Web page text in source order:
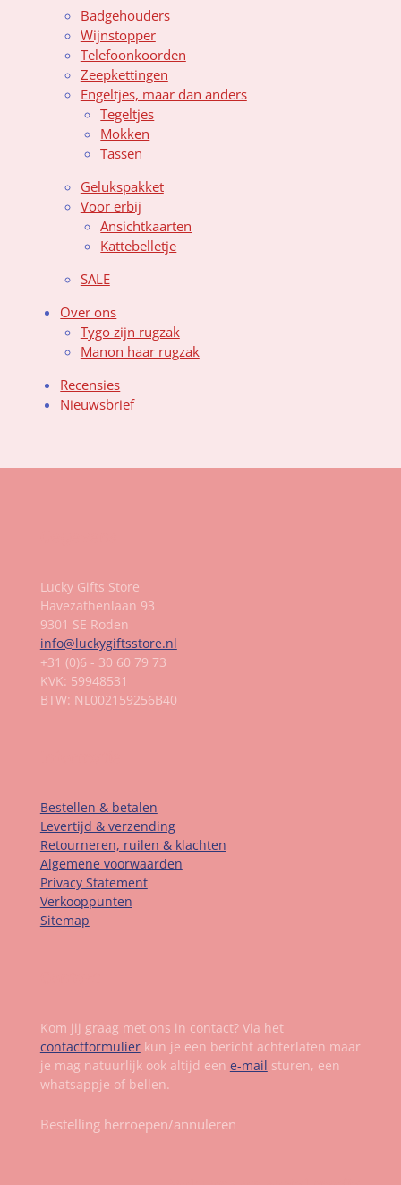
Badgehouders
Wijnstopper
Telefoonkoorden
Zeepkettingen
Engeltjes, maar dan anders
Tegeltjes
Mokken
Tassen
Gelukspakket
Voor erbij
Ansichtkaarten
Kattebelletje
SALE
Over ons
Tygo zijn rugzak
Manon haar rugzak
Recensies
Nieuwsbrief
Lucky Gifts Store
Havezathenlaan 93
9301 SE Roden
info@luckygiftsstore.nl
+31 (0)6 - 30 60 79 73
KVK: 59948531
BTW: NL002159256B40
Bestellen & betalen
Levertijd & verzending
Retourneren, ruilen & klachten
Algemene voorwaarden
Privacy Statement
Verkooppunten
Sitemap
Kom jij graag met ons in contact? Via het
contactformulierkun je een bericht achterlaten maar
je mag natuurlijk ook altijd een e-mail sturen, een
whatsappje of bellen.
Bestelling herroepen/annuleren